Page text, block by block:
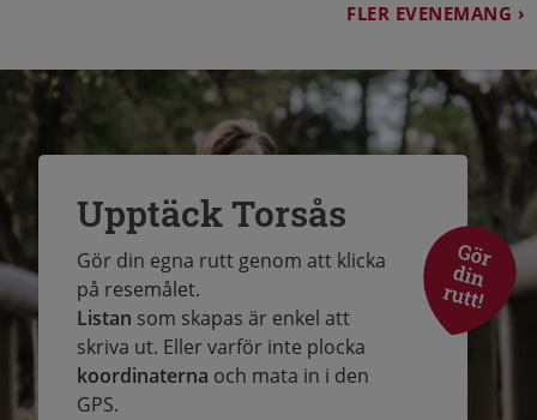
FLER EVENEMANG
Upptäck Torsås
Gör din egna rutt genom att klicka
på resemålet.
Listan som skapas är enkel att
skriva ut. Eller varför inte plocka
koordinaterna och mata in i den
GPS.